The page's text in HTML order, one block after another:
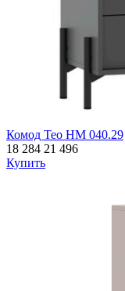
Комод Тео НМ 040.29
18 284 21 496
Купить